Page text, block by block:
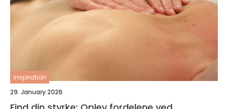
inspiration
29. January 2026